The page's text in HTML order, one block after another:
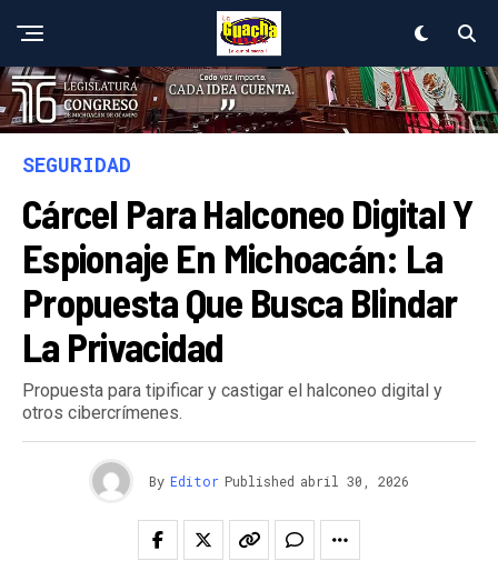
SEGURIDAD
Cárcel Para Halconeo Digital Y
Espionaje En Michoacán: La
Propuesta Que Busca Blindar
La Privacidad
Propuesta para tipificar y castigar el halconeo digital y
otros cibercrímenes.
By Editor Published abril 30, 2026